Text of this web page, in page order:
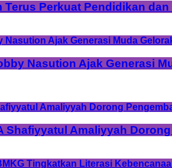
Terus Perkuat Pendidikan
Nasution Ajak Generasi
Shafiyyatul Amaliyyah